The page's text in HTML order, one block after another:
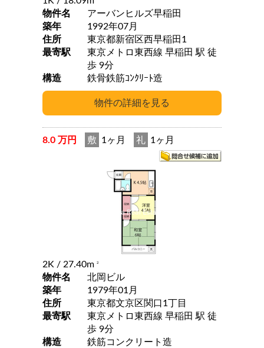
物件名
アーバンヒルズ早稲田
築年
1992年07月
住所
東京都新宿区西早稲田1
最寄駅
東京メトロ東西線 早稲田 駅 徒
歩 9分
構造
鉄骨鉄筋ｺﾝｸﾘｰﾄ造
8.0 万円 敷 1ヶ月 礼 1ヶ月
2K / 27.40m 2
物件名
北岡ビル
築年
1979年01月
住所
東京都文京区関口1丁目
最寄駅
東京メトロ東西線 早稲田 駅 徒
歩 9分
構造
鉄筋コンクリート造